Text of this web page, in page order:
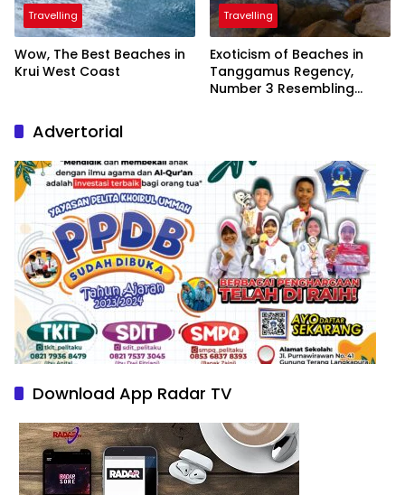
Travelling
Wow, The Best Beaches in
Krui West Coast
Travelling
Exoticism of Beaches in
Tanggamus Regency,
Number 3 Resembling
Advertorial
Download App Radar TV